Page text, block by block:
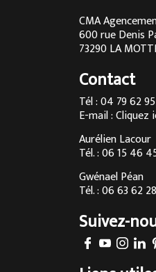
Cuisine sur
Cuisine sur
Agencement
Agencement
Entreprise de
Agencement
Agencement
Fabrication sur-
CMA
600 rue Denis
73290 LA
Contact
Tél : 04 79 62
E-mail :Cliquez
Aurélien Lacour
Tél. : 06 15 46
Gwénael Péan
Tél. : 06 63 62
Suivez-